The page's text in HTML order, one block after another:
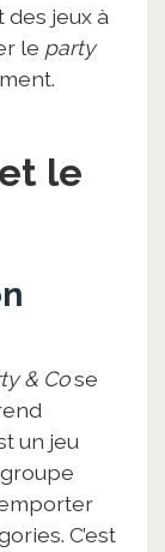
des jeux à
le party
le
& Cose
un jeu
C’est